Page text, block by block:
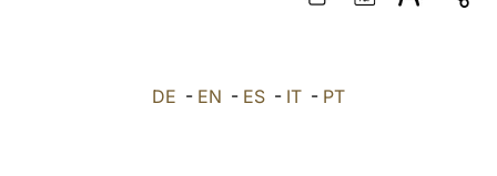
DE - EN - ES - IT - PT